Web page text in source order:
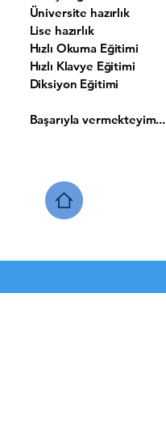
Üniversite hazırlık
Lise hazırlık
Hızlı Okuma Eğitimi
Hızlı Klavye Eğitimi
Diksiyon Eğitimi
Başarıyla vermekteyim...